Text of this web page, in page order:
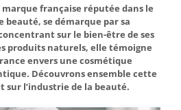
française réputée dans le
beauté, se démarque par sa
sur le bien-être de ses
produits naturels, elle témoigne
envers une cosmétique
Découvrons ensemble cette
sur l’industrie de la beauté.